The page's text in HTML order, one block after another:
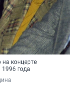
концерте
года